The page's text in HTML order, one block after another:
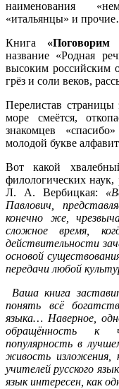
наименования
«итальянцы» и
Книга «Поговорим
название «Родная
высоким российским
грёз и соли веков,
Перелистав
море смеётся,
знакомцев
молодой букве
Вот какой
филологических наук,
Л. А. Вербицкая:
Павлович,
конечно же,
сложное время,
действительности
основой
передачи любой
Ваша книга
понять всё
языка… Наверное,
обращённость к
популярность в
живость изложения,
учителей русского
язык интересен, как